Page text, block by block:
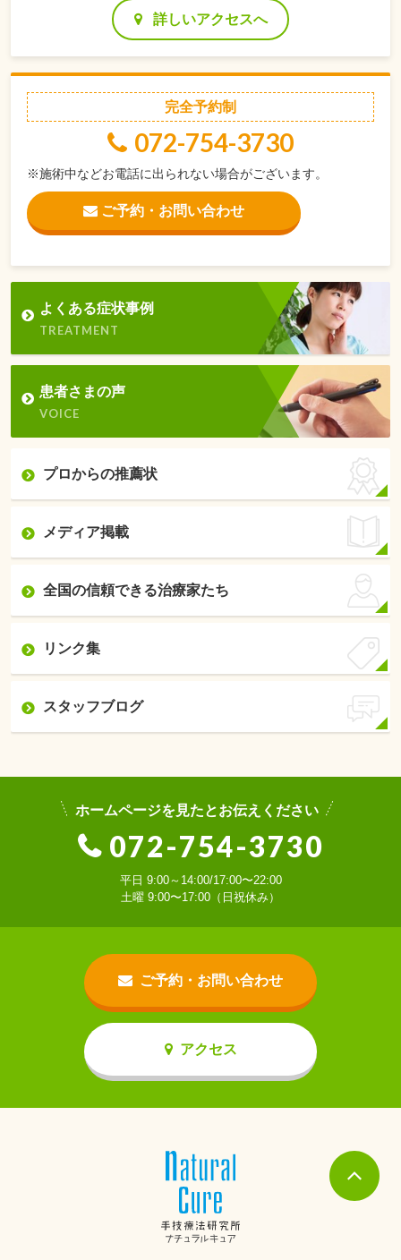
詳しいアクセスへ
完全予約制
072-754-3730
※施術中などお電話に出られない場合がございます。
ご予約・お問い合わせ
よくある症状事例
TREATMENT
患者さまの声
VOICE
プロからの推薦状
メディア掲載
全国の信頼できる治療家たち
リンク集
スタッフブログ
ホームページを見たとお伝えください
072-754-3730
平日 9:00～14:00/17:00〜22:00
土曜 9:00〜17:00（日祝休み）
ご予約・お問い合わせ
アクセス